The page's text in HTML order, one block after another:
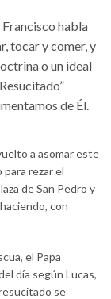
Francisco habla
tocar y comer, y
o un ideal
de Él.
a asomar este
rezar el
de San Pedro y
con
el Papa
día según Lucas,
se